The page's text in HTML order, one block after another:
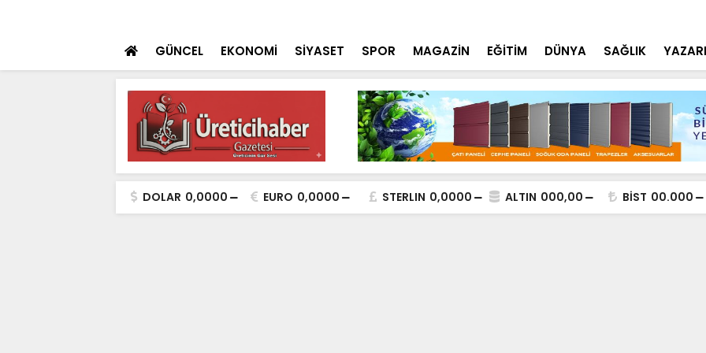
GÜNCEL EKONOMİ SİYASET SPOR MAGAZİN EĞİTİM DÜNYA SAĞLIK
DOLAR 0,0000 EURO 0,0000 STERLIN 0,0000 ALTIN 000,00 BİST 00.000